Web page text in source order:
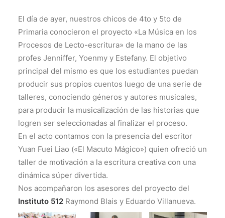
El día de ayer, nuestros chicos de 4to y 5to de
Primaria conocieron el proyecto «La Música en los
Procesos de Lecto-escritura» de la mano de las
profes Jenniffer, Yoenmy y Estefany. El objetivo
principal del mismo es que los estudiantes puedan
producir sus propios cuentos luego de una serie de
talleres, conociendo géneros y autores musicales,
para producir la musicalización de las historias que
logren ser seleccionadas al finalizar el proceso.
En el acto contamos con la presencia del escritor
Yuan Fuei Liao («El Macuto Mágico») quien ofreció un
taller de motivación a la escritura creativa con una
dinámica súper divertida.
Nos acompañaron los asesores del proyecto del
Instituto 512 Raymond Blais y Eduardo Villanueva.